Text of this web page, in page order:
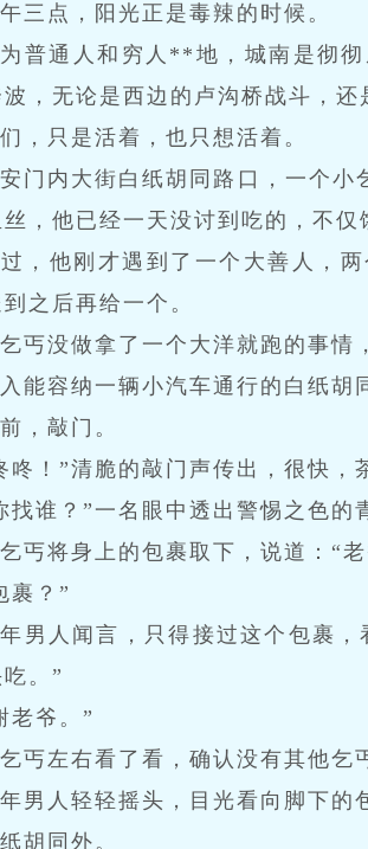
三点，阳光正是毒辣的时候。
普通人和穷人**地，城南是彻
，无论是西边的卢沟桥战斗，
，只是活着，也只想活着。
门内大街白纸胡同路口，一个小
，他已经一天没讨到吃的，不仅
，他刚才遇到了一个大善人，
之后再给一个。
丐没做拿了一个大洋就跑的事情
能容纳一辆小汽车通行的白纸胡
，敲门。
咚！”清脆的敲门声传出，很快，
找谁？”一名眼中透出警惕之色的
丐将身上的包裹取下，说道：“
裹？”
男人闻言，只得接过这个包裹
。”
老爷。”
丐左右看了看，确认没有其他乞
男人轻轻摇头，目光看向脚下的
胡同外。